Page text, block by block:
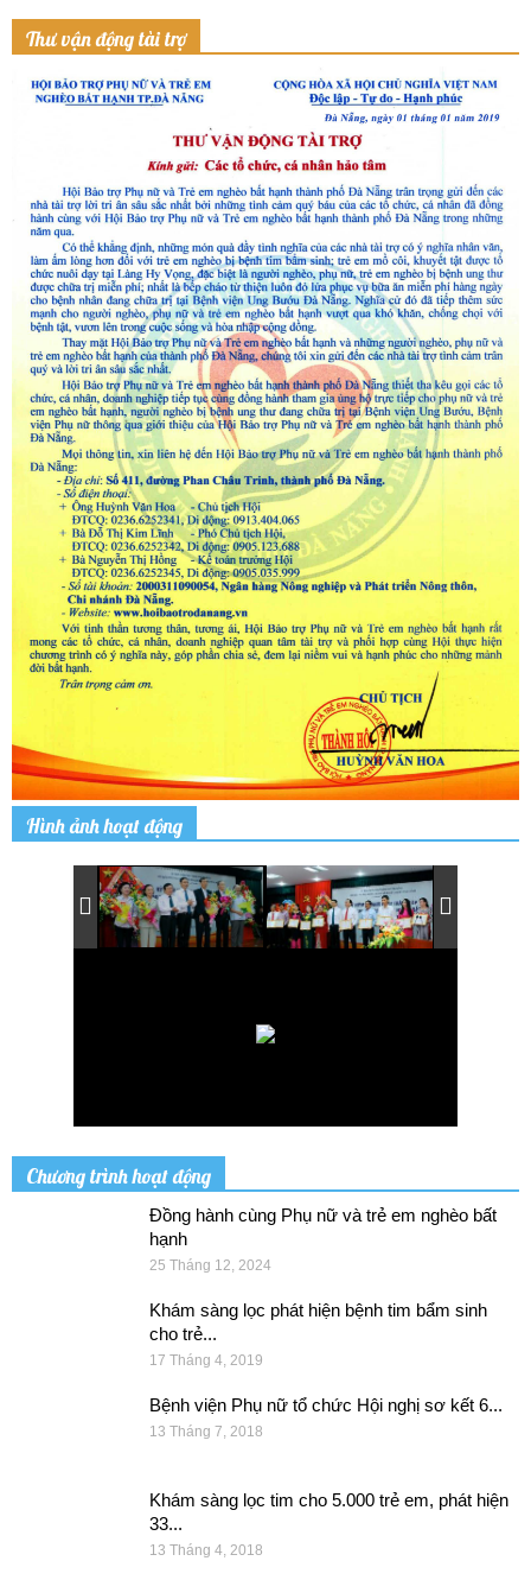
Thư vận động tài trợ
Hình ảnh hoạt động
Chương trình hoạt động
Đồng hành cùng Phụ nữ và trẻ em nghèo bất
hạnh
25 Tháng 12, 2024
Khám sàng lọc phát hiện bệnh tim bẩm sinh
cho trẻ...
17 Tháng 4, 2019
Bệnh viện Phụ nữ tổ chức Hội nghị sơ kết 6...
13 Tháng 7, 2018
Khám sàng lọc tim cho 5.000 trẻ em, phát hiện
33...
13 Tháng 4, 2018